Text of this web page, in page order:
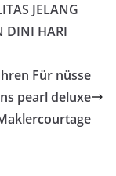
JELANG
DINI HARI
Für nüsse
pearl deluxe